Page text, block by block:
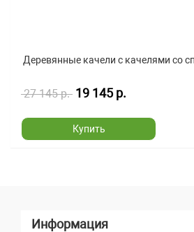
Деревянные качели с качелями со
27 145 р. 19 145 р.
Купить
Информация